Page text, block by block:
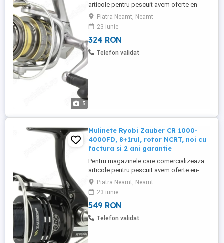
5
articole pentru pescuit avem oferte en-
gross (contactati-ne pentru mai multe
detalii) Produsul este NOU in cutie, fisa
tehnica, schema ! BONUS la fiecare
mulineta primiti bonus o rola de fir
monofilament 150, ulei si vaselina RYOBI
Piatra Neamt, Neamt
23 iunie
324 RON
Telefon validat
Mulinete Ryobi Zauber CR 1000-
4000FD, 8+1rul, rotor NCRT, noi cu
factura si 2 ani garantie
Pentru magazinele care comercializeaza
articole pentru pescuit avem oferte en-
gross (contactati-ne pentru mai multe
detalii) Produsul este NOU in cutie, fisa
tehnica, schema ! Pretul este pentru o
singura mulineta (mai multe bucati
disponibile) Pretul este fix! Fara schimburi
Piatra Neamt, Neamt
23 iunie
549 RON
Telefon validat